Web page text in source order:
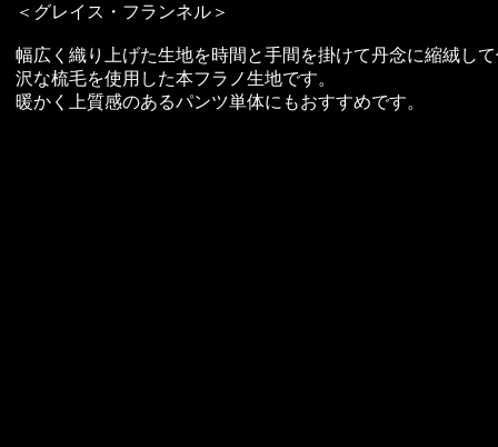
＜グレイス・フランネル＞
幅広く織り上げた生地を時間と手間を掛けて丹念に縮絨し
沢な梳毛を使用した本フラノ生地です。
暖かく上質感のあるパンツ単体にもおすすめです。